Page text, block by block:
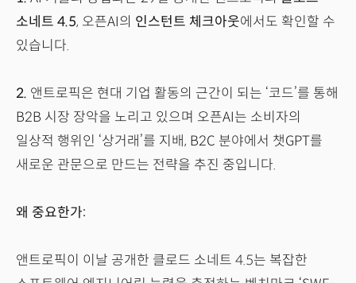
소네트 4.5, 오픈AI의 인스턴트 체크아웃에서도 확인할 수
있습니다.
2. 앤트로픽은 현대 기업 활동의 근간이 되는 ‘코드’를 통해
B2B 시장 장악을 노리고 있으며 오픈AI는 소비자의
일상적 행위인 ‘상거래’를 지배, B2C 분야에서 챗GPT를
새로운 관문으로 만드는 전략을 추진 중입니다.
왜 중요한가:
앤트로픽이 이날 공개한 클로드 소네트 4.5는 복잡한